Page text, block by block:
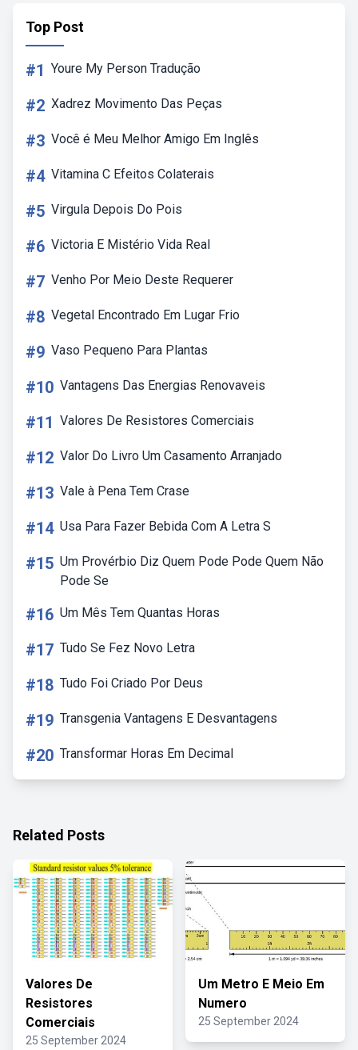
Top Post
#1 Youre My Person Tradução
#2 Xadrez Movimento Das Peças
#3 Você é Meu Melhor Amigo Em Inglês
#4 Vitamina C Efeitos Colaterais
#5 Virgula Depois Do Pois
#6 Victoria E Mistério Vida Real
#7 Venho Por Meio Deste Requerer
#8 Vegetal Encontrado Em Lugar Frio
#9 Vaso Pequeno Para Plantas
#10 Vantagens Das Energias Renovaveis
#11 Valores De Resistores Comerciais
#12 Valor Do Livro Um Casamento Arranjado
#13 Vale à Pena Tem Crase
#14 Usa Para Fazer Bebida Com A Letra S
#15 Um Provérbio Diz Quem Pode Pode Quem Não
Pode Se
#16 Um Mês Tem Quantas Horas
#17 Tudo Se Fez Novo Letra
#18 Tudo Foi Criado Por Deus
#19 Transgenia Vantagens E Desvantagens
#20 Transformar Horas Em Decimal
Related Posts
Valores De
Resistores
Comerciais
25 September 2024
Um Metro E Meio Em
Numero
25 September 2024